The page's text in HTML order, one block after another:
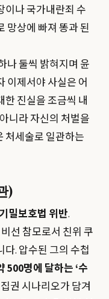
이나 국가내란죄 수
망상에 빠져 똥과 된
나 둘씩 밝혀지며 윤
이제서야 사실은 어
진실을 조금씩 내
니라 자신의 처벌을
처세술로 일관하는
)
밀보호법 위반.
선 참모로서 친위 쿠
. 압수된 그의 수첩
500명에 달하는 ‘수
권 시나리오가 담겨